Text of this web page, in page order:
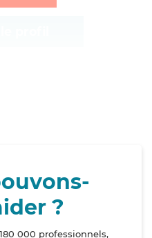
?
000 professionnels,